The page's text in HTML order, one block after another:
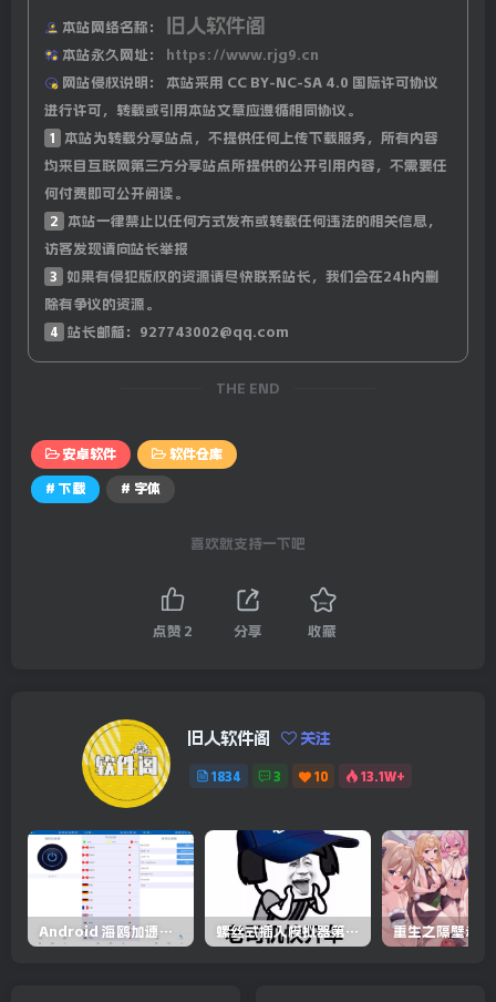
本站网络名称： 旧人软件阁
本站永久网址：
https://www.rjg9.cn
网站侵权说明：
本站采用 CC BY-NC-SA 4.0 国际许可协议
进行许可，转载或引用本站文章应遵循相同协议。
1
本站为转载分享站点，不提供任何上传下载服务，所有内容
均来自互联网第三方分享站点所提供的公开引用内容，不需要任
何付费即可公开阅读。
2
本站一律禁止以任何方式发布或转载任何违法的相关信息，
访客发现请向站长举报
3
如果有侵犯版权的资源请尽快联系站长，我们会在24h内删
除有争议的资源。
4 站长邮箱：927743002@qq.com
THE END
安卓软件 软件仓库
# 下载 # 字体
喜欢就支持一下吧
点赞 2 分享 收藏
旧人软件阁 关注
1834 3 10 13.1W+
Android 海鸥加速器v6.6.3(解锁会员) 螺丝式插入模拟器第5代/NejicomiSimulator.Vol.5.v1.0.2